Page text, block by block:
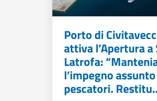
Porto di
attiva l’Apertura a
Latrofa:
l’impegno
pescatori.